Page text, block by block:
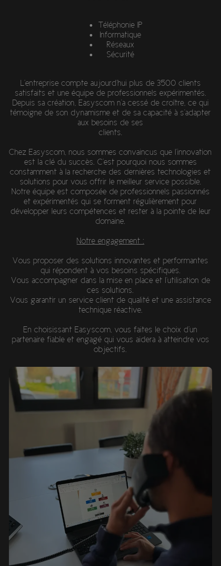
Téléphonie IP
Informatique
Réseaux
Sécurité
L'entreprise compte aujourd'hui plus de 3500 clients
satisfaits et une équipe de professionnels expérimentés.
Depuis sa création, Easyscom n'a cessé de croître, ce qui
témoigne de son dynamisme et de sa capacité à s'adapter
aux besoins de ses
clients.
Chez Easyscom, nous sommes convaincus que l'innovation
est la clé du succès. C'est pourquoi nous sommes
constamment à la recherche des dernières technologies et
solutions pour vous offrir le meilleur service possible.
Notre équipe est composée de professionnels passionnés
et expérimentés qui se forment régulièrement pour
développer leurs compétences et rester à la pointe de leur
domaine.
Notre engagement :
Vous proposer des solutions innovantes et performantes
qui répondent à vos besoins spécifiques.
Vous accompagner dans la mise en place et l'utilisation de
ces solutions.
Vous garantir un service client de qualité et une assistance
technique réactive.
En choisissant Easyscom, vous faites le choix d'un
partenaire fiable et engagé qui vous aidera à atteindre vos
objectifs.